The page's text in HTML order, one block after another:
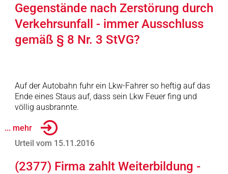
Gegenstände nach Zerstörung durch
Verkehrsunfall - immer Ausschluss
gemäß § 8 Nr. 3 StVG?
Auf der Autobahn fuhr ein Lkw-Fahrer so heftig auf das
Ende eines Staus auf, dass sein Lkw Feuer fing und
völlig ausbrannte.
... mehr
Urteil vom 15.11.2016
(2377) Firma zahlt Weiterbildung -